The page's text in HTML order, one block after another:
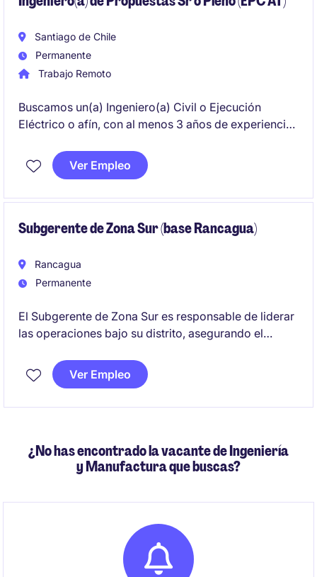
Santiago de Chile
Permanente
Trabajo Remoto
Buscamos un(a) Ingeniero(a) Civil o Ejecución
Eléctrico o afín, con al menos 3 años de experiencia
propuestas técnico-económicas en proyectos de
ampliación y/o construcción de subestaciones y
respectivamente).
Ver Empleo
Subgerente de Zona Sur (base Rancagua)
Rancagua
Permanente
El Subgerente de Zona Sur es responsable de liderar
las operaciones bajo su distrito, asegurando el
Se busca un perfil con experiencia en minería
subterránea.
Ver Empleo
¿No has encontrado la vacante de Ingeniería
y Manufactura que buscas?